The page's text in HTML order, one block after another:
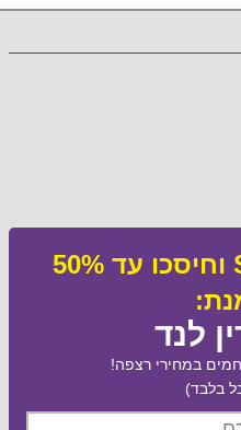
קבלו מבצעי SMS וחיסכו עד 50%
לנד
במחירי רצפה!
בלבד)